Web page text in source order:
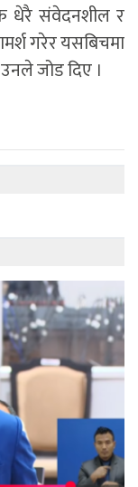
धेरै संवेदनशील र
गरेर यसबिचमा
जोड दिए ।